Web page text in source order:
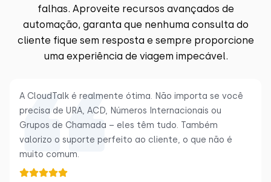
falhas. Aproveite recursos avançados de
automação, garanta que nenhuma consulta do
cliente fique sem resposta e sempre proporcione
uma experiência de viagem impecável.
A CloudTalk é realmente ótima. Não importa se você
precisa de URA, ACD, Números Internacionais ou
Grupos de Chamada – eles têm tudo. Também
valorizo o suporte perfeito ao cliente, o que não é
muito comum.